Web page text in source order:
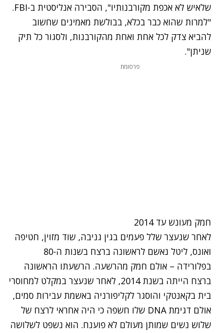
שלאיש לא אכפת מקורבנותיו", הסבירה אנליסטית ב-FBI.
"למרות שהוא כבר בכלא, בבולשת מאמינים שחשוב
להביא צדק לכל אחת ואחת מהקורבנות, ולסגור כל תיק
שניתן".
פרסומת
חמק מעונש עד 2014
לאחר שנעצר שלל פעמים בגין גניבה, שוד מזוין, חטיפה
ואונס, ליטל נאשם לראשונה ברצח בשנות ה-80
בפלורידה – אולם חמק מהרשעה. הרשעתו הראשונה
ברצח הייתה בשנת 2014, לאחר שנעצר במקלט למחוסרי
בית בקאנטקי והוסגר לקליפורניה באשמת עבירות סמים,
אולם דגימת DNA שלו חשפה כי היה אחראי לרצח של
שלוש נשים שמותן מעולם לא פוענח. הוא נשפט לשלושה